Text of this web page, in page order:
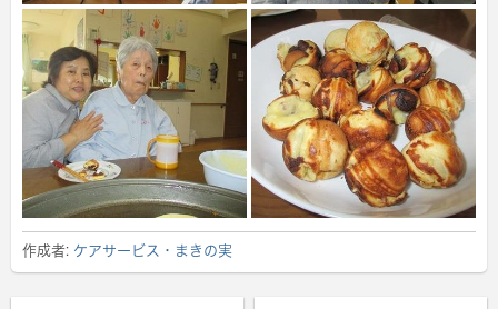
作成者: ケアサービス・まきの実